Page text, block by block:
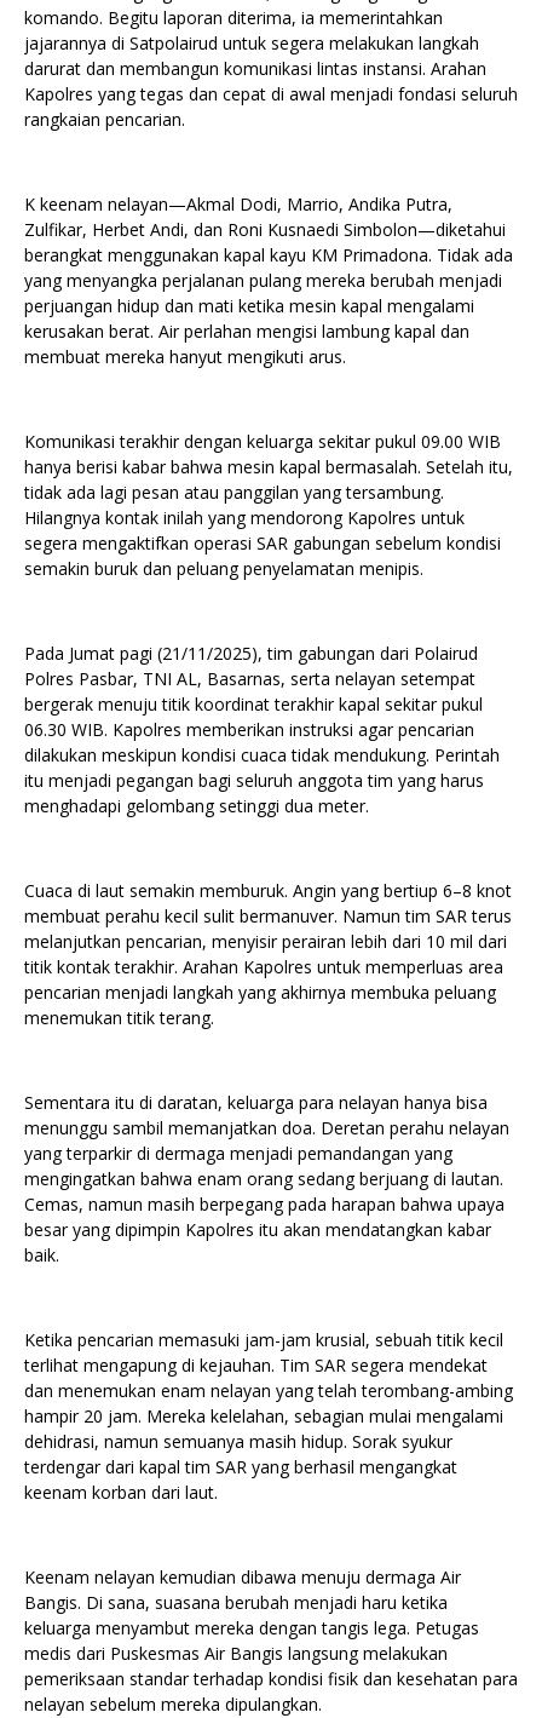
komando. Begitu laporan diterima, ia memerintahkan
jajarannya di Satpolairud untuk segera melakukan langkah
darurat dan membangun komunikasi lintas instansi. Arahan
Kapolres yang tegas dan cepat di awal menjadi fondasi seluruh
rangkaian pencarian.
K keenam nelayan—Akmal Dodi, Marrio, Andika Putra,
Zulfikar, Herbet Andi, dan Roni Kusnaedi Simbolon—diketahui
berangkat menggunakan kapal kayu KM Primadona. Tidak ada
yang menyangka perjalanan pulang mereka berubah menjadi
perjuangan hidup dan mati ketika mesin kapal mengalami
kerusakan berat. Air perlahan mengisi lambung kapal dan
membuat mereka hanyut mengikuti arus.
Komunikasi terakhir dengan keluarga sekitar pukul 09.00 WIB
hanya berisi kabar bahwa mesin kapal bermasalah. Setelah itu,
tidak ada lagi pesan atau panggilan yang tersambung.
Hilangnya kontak inilah yang mendorong Kapolres untuk
segera mengaktifkan operasi SAR gabungan sebelum kondisi
semakin buruk dan peluang penyelamatan menipis.
Pada Jumat pagi (21/11/2025), tim gabungan dari Polairud
Polres Pasbar, TNI AL, Basarnas, serta nelayan setempat
bergerak menuju titik koordinat terakhir kapal sekitar pukul
06.30 WIB. Kapolres memberikan instruksi agar pencarian
dilakukan meskipun kondisi cuaca tidak mendukung. Perintah
itu menjadi pegangan bagi seluruh anggota tim yang harus
menghadapi gelombang setinggi dua meter.
Cuaca di laut semakin memburuk. Angin yang bertiup 6–8 knot
membuat perahu kecil sulit bermanuver. Namun tim SAR terus
melanjutkan pencarian, menyisir perairan lebih dari 10 mil dari
titik kontak terakhir. Arahan Kapolres untuk memperluas area
pencarian menjadi langkah yang akhirnya membuka peluang
menemukan titik terang.
Sementara itu di daratan, keluarga para nelayan hanya bisa
menunggu sambil memanjatkan doa. Deretan perahu nelayan
yang terparkir di dermaga menjadi pemandangan yang
mengingatkan bahwa enam orang sedang berjuang di lautan.
Cemas, namun masih berpegang pada harapan bahwa upaya
besar yang dipimpin Kapolres itu akan mendatangkan kabar
baik.
Ketika pencarian memasuki jam-jam krusial, sebuah titik kecil
terlihat mengapung di kejauhan. Tim SAR segera mendekat
dan menemukan enam nelayan yang telah terombang-ambing
hampir 20 jam. Mereka kelelahan, sebagian mulai mengalami
dehidrasi, namun semuanya masih hidup. Sorak syukur
terdengar dari kapal tim SAR yang berhasil mengangkat
keenam korban dari laut.
Keenam nelayan kemudian dibawa menuju dermaga Air
Bangis. Di sana, suasana berubah menjadi haru ketika
keluarga menyambut mereka dengan tangis lega. Petugas
medis dari Puskesmas Air Bangis langsung melakukan
pemeriksaan standar terhadap kondisi fisik dan kesehatan para
nelayan sebelum mereka dipulangkan.